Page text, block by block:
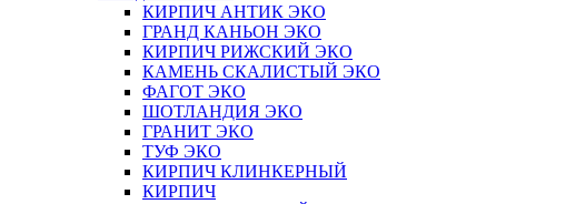
КИРПИЧ АНТИК ЭКО
ГРАНД КАНЬОН ЭКО
КИРПИЧ РИЖСКИЙ ЭКО
КАМЕНЬ СКАЛИСТЫЙ ЭКО
ФАГОТ ЭКО
ШОТЛАНДИЯ ЭКО
ГРАНИТ ЭКО
ТУФ ЭКО
КИРПИЧ КЛИНКЕРНЫЙ
КИРПИЧ